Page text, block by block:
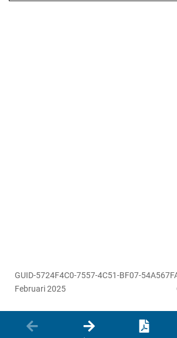
GUID-5724F4C0-7557-4C51-BF07-
Februari 2025